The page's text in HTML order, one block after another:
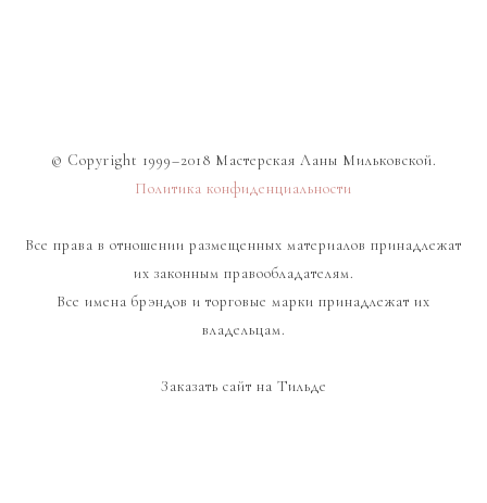
© Copyright 1999–2018 Мастерская Ланы Мильковской.
Политика конфиденциальности
Все права в отношении размещенных материалов принадлежат
их законным правообладателям.
Все имена брэндов и торговые марки принадлежат их
владельцам.
Заказать сайт на Тильде